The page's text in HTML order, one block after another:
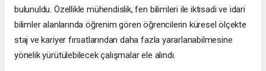
bulunuldu. Özellikle mühendislik, fen bilimleri ile iktisadi ve idari
bilimler alanlarında öğrenim gören öğrencilerin küresel ölçekte
staj ve kariyer fırsatlarından daha fazla yararlanabilmesine
yönelik yürütülebilecek çalışmalar ele alındı.